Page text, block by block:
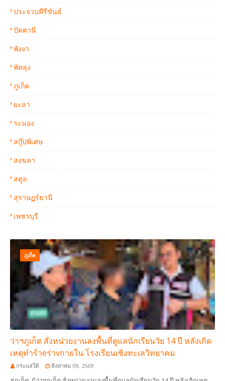
ประจวบคีรีขันธ์
ปัตตานี
พังงา
พัทลุง
ภูเก็ต
ยะลา
ระนอง
สกู๊ปพิเศษ
สงขลา
สตูล
สุราษฏร์ธานี
เพชรบุรี
ภูเก็ต
ว่าฯภูเก็ต สั่งหน่วยงานลงพื้นที่ดูแลนักเรียนวัย 14 ปี หลังเกิด
เหตุทำร้าeร่าvกายใน โรงเรียนเชิงทะเลวิทยาคม
กระแสใต้ สิงหาคม 09, 2569